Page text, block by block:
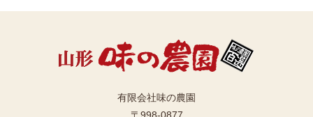
有限会社味の農園